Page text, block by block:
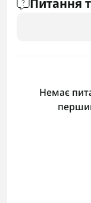
Питання
Немає